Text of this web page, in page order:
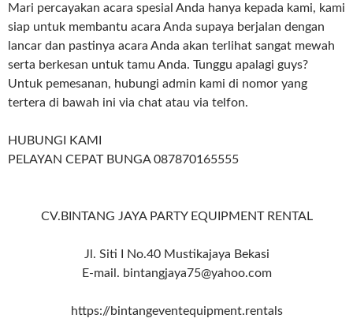
Mari percayakan acara spesial Anda hanya kepada kami, kami
siap untuk membantu acara Anda supaya berjalan dengan
lancar dan pastinya acara Anda akan terlihat sangat mewah
serta berkesan untuk tamu Anda. Tunggu apalagi guys?
Untuk pemesanan, hubungi admin kami di nomor yang
tertera di bawah ini via chat atau via telfon.
HUBUNGI KAMI
PELAYAN CEPAT BUNGA 087870165555
CV.BINTANG JAYA PARTY EQUIPMENT RENTAL
Jl. Siti I No.40 Mustikajaya Bekasi
E-mail. bintangjaya75@yahoo.com
https://bintangeventequipment.rentals